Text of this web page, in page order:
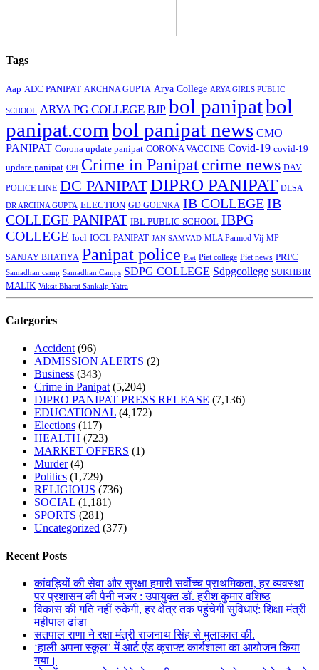
Tags
Aap ADC PANIPAT ARCHNA GUPTA Arya College ARYA GIRLS PUBLIC
SCHOOL ARYA PG COLLEGE BJP bol panipatbol
panipat.combol panipat news CMO
PANIPAT Corona update panipat CORONA VACCINE Covid-19 covid-19
update panipat CPI Crime in Panipatcrime news DAV
POLICE LINE DC PANIPATDIPRO PANIPAT DLSA
DR ARCHNA GUPTA ELECTION GD GOENKA IB COLLEGEIB
COLLEGE PANIPAT IBL PUBLIC SCHOOL IBPG
COLLEGE Iocl IOCL PANIPAT JAN SAMVAD MLA Parmod Vij MP
SANJAY BHATIYA Panipat police Piet Piet college Piet news PRPC
Samadhan camp Samadhan Camps SDPG COLLEGE Sdpgcollege SUKHBIR
MALIK Viksit Bharat Sankalp Yatra
Categories
Accident (96)
ADMISSION ALERTS (2)
Business (343)
Crime in Panipat (5,204)
DIPRO PANIPAT PRESS RELEASE (7,136)
EDUCATIONAL (4,172)
Elections (117)
HEALTH (723)
MARKET OFFERS (1)
Murder(4)
Politics (1,729)
RELIGIOUS (736)
SOCIAL (1,181)
SPORTS (281)
Uncategorized (377)
Recent Posts
कांवड़ियों की सेवा और सुरक्षा हमारी सर्वोच्च प्राथमिकता, हर व्यवस्था
पर प्रशासन की पैनी नजर : उपायुक्त डॉ. हरीश कुमार वशिष्ठ
विकास की गति नहीं रुकेगी, हर क्षेत्र तक पहुंचेगी सुविधाएं: शिक्षा मंत्री
महीपाल ढांडा
सतपाल राणा ने रक्षा मंत्री राजनाथ सिंह से मुलाकात की.
‘हाली अपना स्कूल’ में आर्ट एंड क्राफ्ट कार्यशाला का आयोजन किया
गया।